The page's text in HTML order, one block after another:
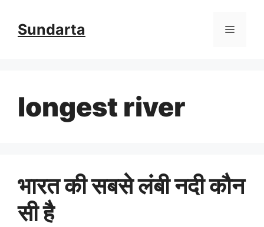
Sundarta Menu
longest river
भारत की सबसे लंबी नदी कौन
सी है